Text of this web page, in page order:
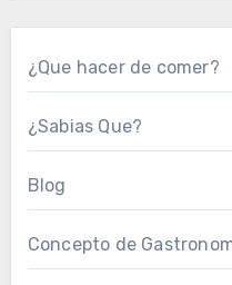
¿Que hacer de comer?
¿Sabias Que?
Blog
Concepto de